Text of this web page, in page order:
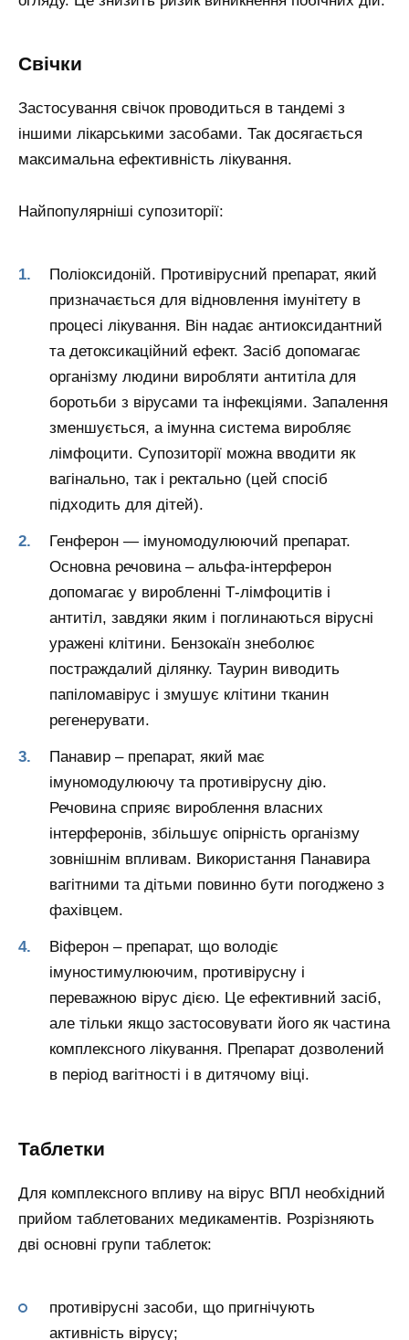
Свічки
Застосування свічок проводиться в тандемі з
іншими лікарськими засобами. Так досягається
максимальна ефективність лікування.
Найпопулярніші супозиторії:
Поліоксидоній. Противірусний препарат, який
призначається для відновлення імунітету в
процесі лікування. Він надає антиоксидантний
та детоксикаційний ефект. Засіб допомагає
організму людини виробляти антитіла для
боротьби з вірусами та інфекціями. Запалення
зменшується, а імунна система виробляє
лімфоцити. Супозиторії можна вводити як
вагінально, так і ректально (цей спосіб
підходить для дітей).
Генферон — імуномодулюючий препарат.
Основна речовина – альфа-інтерферон
допомагає у виробленні Т-лімфоцитів і
антитіл, завдяки яким і поглинаються вірусні
уражені клітини. Бензокаїн знеболює
постраждалий ділянку. Таурин виводить
папіломавірус і змушує клітини тканин
регенерувати.
Панавир – препарат, який має
імуномодулюючу та противірусну дію.
Речовина сприяє вироблення власних
інтерферонів, збільшує опірність організму
зовнішнім впливам. Використання Панавира
вагітними та дітьми повинно бути погоджено з
фахівцем.
Віферон – препарат, що володіє
імуностимулюючим, противірусну і
переважною вірус дією. Це ефективний засіб,
але тільки якщо застосовувати його як частина
комплексного лікування. Препарат дозволений
в період вагітності і в дитячому віці.
Таблетки
Для комплексного впливу на вірус ВПЛ необхідний
прийом таблетованих медикаментів. Розрізняють
дві основні групи таблеток:
противірусні засоби, що пригнічують
активність вірусу;